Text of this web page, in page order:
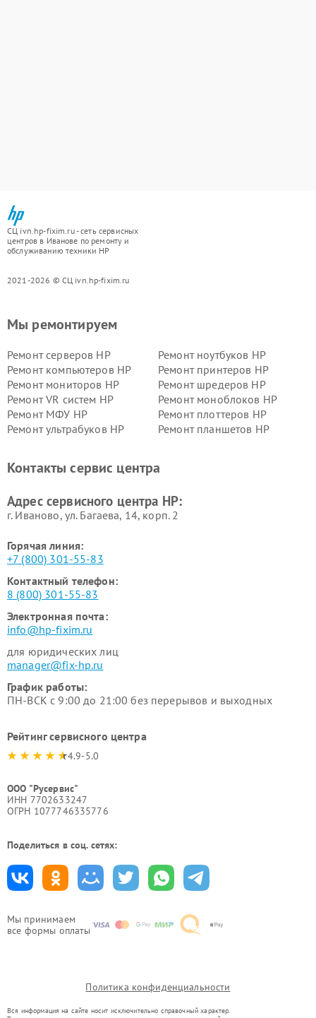
СЦ ivn.hp-fixim.ru - сеть сервисных
центров в Иванове по ремонту и
обслуживанию техники HP
2021-2026 © СЦ ivn.hp-fixim.ru
Мы принимаем
все формы оплаты
Мы ремонтируем
Ремонт серверов HP
Ремонт ноутбуков HP
Ремонт компьютеров HP
Ремонт принтеров HP
Ремонт мониторов HP
Ремонт шредеров HP
Ремонт VR систем HP
Ремонт моноблоков HP
Ремонт МФУ HP
Ремонт плоттеров HP
Ремонт ультрабуков HP
Ремонт планшетов HP
Контакты сервис центра
Адрес сервисного центра HP:
г. Иваново, ул. Багаева, 14, корп. 2
Горячая линия:
+7 (800) 301-55-83
Контактный телефон:
8 (800) 301-55-83
Электронная почта:
info@hp-fixim.ru
для юридических лиц
manager@fix-hp.ru
График работы:
ПН-ВСК с 9:00 до 21:00 без перерывов и выходных
Рейтинг сервисного центра
4.9-5.0
ООО "Русервис"
ИНН 7702633247
ОГРН 1077746335776
Поделиться в соц. сетях:
Политика конфиденциальности
Вся информация на сайте носит исключительно справочный характер.